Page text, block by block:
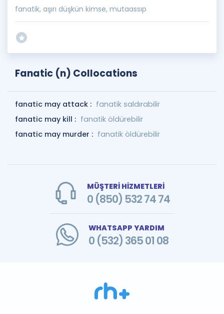
fanatik, aşırı düşkün kimse, mutaassıp
Fanatic (n) Collocations
fanatic may attack : fanatik saldırabilir
fanatic may kill : fanatik öldürebilir
fanatic may murder : fanatik öldürebilir
MÜŞTERİ HİZMETLERİ
0 (850) 532 74 74
WHATSAPP YARDIM
0 (532) 365 01 08